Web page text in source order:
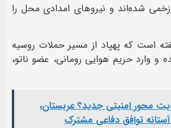
شده‌اند و نیروهای امدادی محل را
است که پهپاد از مسیر حملات روسیه
و وارد حریم هوایی رومانی، عضو ناتو،
محور امنیتی جدید؟ عربستان،
آستانه توافق دفاعی مشترک